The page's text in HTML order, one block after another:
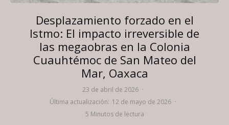
Desplazamiento forzado en el
Istmo: El impacto irreversible de
las megaobras en la Colonia
Cuauhtémoc de San Mateo del
Mar, Oaxaca
23 de abril de 2026 ·
Última actualización: 12 de mayo de 2026 ·
5 Minutos de lectura